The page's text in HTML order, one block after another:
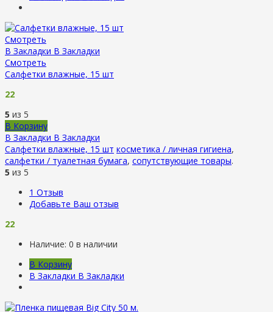
Смотреть
В Закладки В Закладки
Смотреть
Салфетки влажные, 15 шт
22
5 из 5
В Корзину
В Закладки В Закладки
Салфетки влажные, 15 шт косметика / личная гигиена,
салфетки / туалетная бумага, сопутствующие товары.
5 из 5
1 Отзыв
Добавьте Ваш отзыв
22
Наличие: 0 в наличии
В Корзину
В Закладки В Закладки